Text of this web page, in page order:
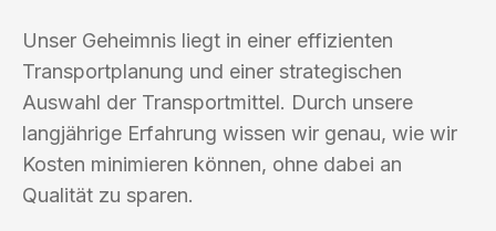
Unser Geheimnis liegt in einer effizienten
Transportplanung und einer strategischen
Auswahl der Transportmittel. Durch unsere
langjährige Erfahrung wissen wir genau, wie wir
Kosten minimieren können, ohne dabei an
Qualität zu sparen.